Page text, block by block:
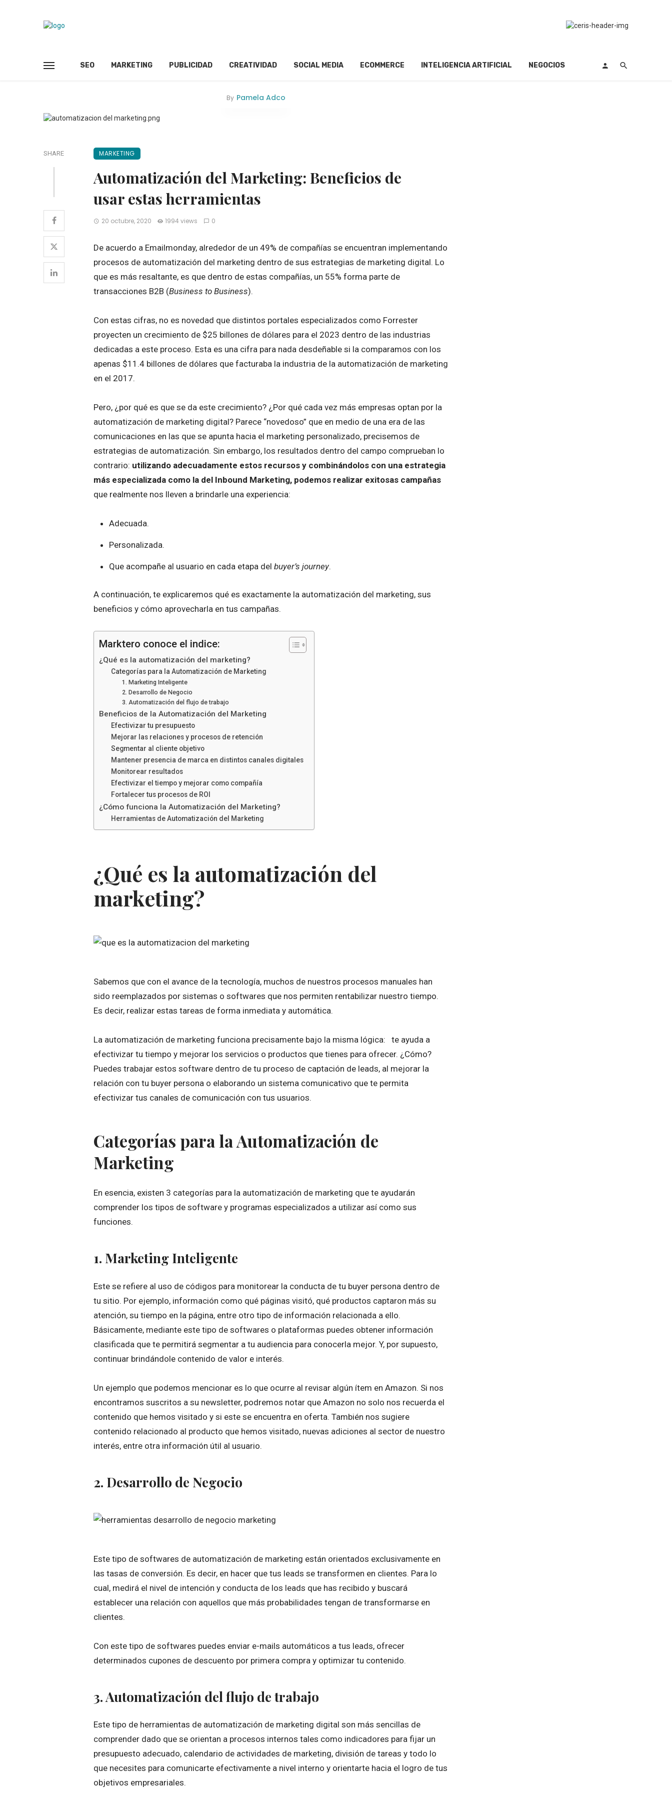
SEO MARKETING PUBLICIDAD CREATIVIDAD SOCIAL MEDIA ECOMMERCE INTELIGENCIA ARTIFICIAL NEGOCIOS
By Pamela Adco
SHARE MARKETING
Automatización del Marketing: Beneficios de
usar estas herramientas
20 octubre, 2020 1994 views 0
De acuerdo a Emailmonday, alrededor de un 49% de compañías se encuentran implementando
procesos de automatización del marketing dentro de sus estrategias de marketing digital. Lo
que es más resaltante, es que dentro de estas compañías, un 55% forma parte de
transacciones B2B (Business to Business).
Con estas cifras, no es novedad que distintos portales especializados como Forrester
proyecten un crecimiento de $25 billones de dólares para el 2023 dentro de las industrias
dedicadas a este proceso. Esta es una cifra para nada desdeñable si la comparamos con los
apenas $11.4 billones de dólares que facturaba la industria de la automatización de marketing
en el 2017.
Pero, ¿por qué es que se da este crecimiento? ¿Por qué cada vez más empresas optan por la
automatización de marketing digital? Parece “novedoso” que en medio de una era de las
comunicaciones en las que se apunta hacia el marketing personalizado, precisemos de
estrategias de automatización. Sin embargo, los resultados dentro del campo comprueban lo
contrario: utilizando adecuadamente estos recursos y combinándolos con una estrategia
más especializada como la del Inbound Marketing, podemos realizar exitosas campañas
que realmente nos lleven a brindarle una experiencia:
Adecuada.
Personalizada.
Que acompañe al usuario en cada etapa del buyer’s journey.
A continuación, te explicaremos qué es exactamente la automatización del marketing, sus
beneficios y cómo aprovecharla en tus campañas.
Marktero conoce el indice:
¿Qué es la automatización del marketing?
Categorías para la Automatización de Marketing
1. Marketing Inteligente
2. Desarrollo de Negocio
3. Automatización del flujo de trabajo
Beneficios de la Automatización del Marketing
Efectivizar tu presupuesto
Mejorar las relaciones y procesos de retención
Segmentar al cliente objetivo
Mantener presencia de marca en distintos canales digitales
Monitorear resultados
Efectivizar el tiempo y mejorar como compañía
Fortalecer tus procesos de ROI
¿Cómo funciona la Automatización del Marketing?
Herramientas de Automatización del Marketing
¿Qué es la automatización del
marketing?
Sabemos que con el avance de la tecnología, muchos de nuestros procesos manuales han
sido reemplazados por sistemas o softwares que nos permiten rentabilizar nuestro tiempo.
Es decir, realizar estas tareas de forma inmediata y automática.
La automatización de marketing funciona precisamente bajo la misma lógica: te ayuda a
efectivizar tu tiempo y mejorar los servicios o productos que tienes para ofrecer. ¿Cómo?
Puedes trabajar estos software dentro de tu proceso de captación de leads, al mejorar la
relación con tu buyer persona o elaborando un sistema comunicativo que te permita
efectivizar tus canales de comunicación con tus usuarios.
Categorías para la Automatización de
Marketing
En esencia, existen 3 categorías para la automatización de marketing que te ayudarán
comprender los tipos de software y programas especializados a utilizar así como sus
funciones.
1. Marketing Inteligente
Este se refiere al uso de códigos para monitorear la conducta de tu buyer persona dentro de
tu sitio. Por ejemplo, información como qué páginas visitó, qué productos captaron más su
atención, su tiempo en la página, entre otro tipo de información relacionada a ello.
Básicamente, mediante este tipo de softwares o plataformas puedes obtener información
clasificada que te permitirá segmentar a tu audiencia para conocerla mejor. Y, por supuesto,
continuar brindándole contenido de valor e interés.
Un ejemplo que podemos mencionar es lo que ocurre al revisar algún ítem en Amazon. Si nos
encontramos suscritos a su newsletter, podremos notar que Amazon no solo nos recuerda el
contenido que hemos visitado y si este se encuentra en oferta. También nos sugiere
contenido relacionado al producto que hemos visitado, nuevas adiciones al sector de nuestro
interés, entre otra información útil al usuario.
2. Desarrollo de Negocio
Este tipo de softwares de automatización de marketing están orientados exclusivamente en
las tasas de conversión. Es decir, en hacer que tus leads se transformen en clientes. Para lo
cual, medirá el nivel de intención y conducta de los leads que has recibido y buscará
establecer una relación con aquellos que más probabilidades tengan de transformarse en
clientes.
Con este tipo de softwares puedes enviar e-mails automáticos a tus leads, ofrecer
determinados cupones de descuento por primera compra y optimizar tu contenido.
3. Automatización del flujo de trabajo
Este tipo de herramientas de automatización de marketing digital son más sencillas de
comprender dado que se orientan a procesos internos tales como indicadores para fijar un
presupuesto adecuado, calendario de actividades de marketing, división de tareas y todo lo
que necesites para comunicarte efectivamente a nivel interno y orientarte hacia el logro de tus
objetivos empresariales.